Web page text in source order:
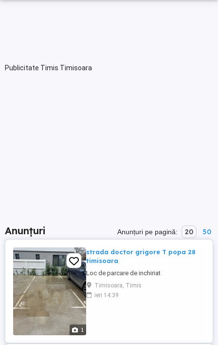
Publicitate Timis Timisoara
Anunțuri Anunțuri pe pagină: 20 50
1
strada doctor grigore T popa 28
timisoara
Loc de parcare de inchiriat
Timisoara, Timis
ieri 14:39